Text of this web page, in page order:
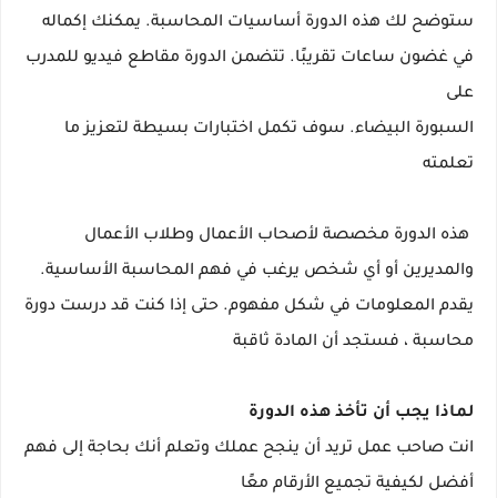
ستوضح لك هذه الدورة أساسيات المحاسبة. يمكنك إكماله
في غضون ساعات تقريبًا. تتضمن الدورة مقاطع فيديو للمدرب
على
السبورة البيضاء. سوف تكمل اختبارات بسيطة لتعزيز ما
تعلمته
هذه الدورة مخصصة لأصحاب الأعمال وطلاب الأعمال
والمديرين أو أي شخص يرغب في فهم المحاسبة الأساسية.
يقدم المعلومات في شكل مفهوم. حتى إذا كنت قد درست دورة
محاسبة ، فستجد أن المادة ثاقبة
لماذا يجب أن تأخذ هذه الدورة
انت صاحب عمل تريد أن ينجح عملك وتعلم أنك بحاجة إلى فهم
أفضل لكيفية تجميع الأرقام معًا